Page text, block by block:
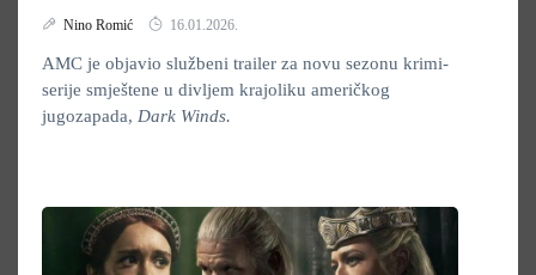
Nino Romić 16.01.2026.
AMC je objavio službeni trailer za novu sezonu krimi-
serije smještene u divljem krajoliku američkog
jugozapada, Dark Winds.